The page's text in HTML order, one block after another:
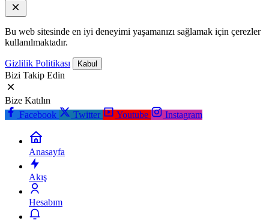
Bu web sitesinde en iyi deneyimi yaşamanızı sağlamak için çerezler
kullanılmaktadır.
Gizlilik Politikası Kabul
Bizi Takip Edin
Bize Katılın
Facebook
Twitter Youtube Instagram
Anasayfa
Akış
Hesabım